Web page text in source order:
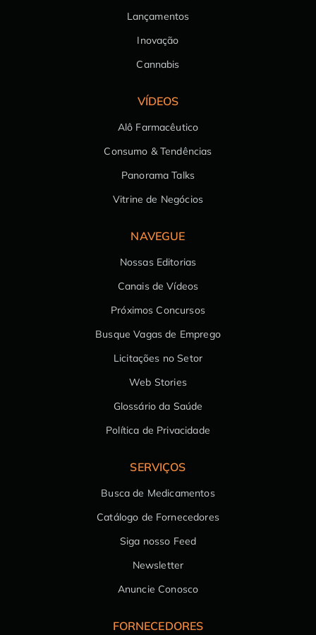
Lançamentos
Inovação
Cannabis
VÍDEOS
Alô Farmacêutico
Consumo & Tendências
Panorama Talks
Vitrine de Negócios
NAVEGUE
Nossas Editorias
Canais de Vídeos
Próximos Concursos
Busque Vagas de Emprego
Licitações no Setor
Web Stories
Glossário da Saúde
Política de Privacidade
SERVIÇOS
Busca de Medicamentos
Catálogo de Fornecedores
Siga nosso Feed
Newsletter
Anuncie Conosco
FORNECEDORES